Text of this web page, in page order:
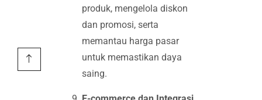
produk, mengelola diskon
dan promosi, serta
memantau harga pasar
untuk memastikan daya
saing.